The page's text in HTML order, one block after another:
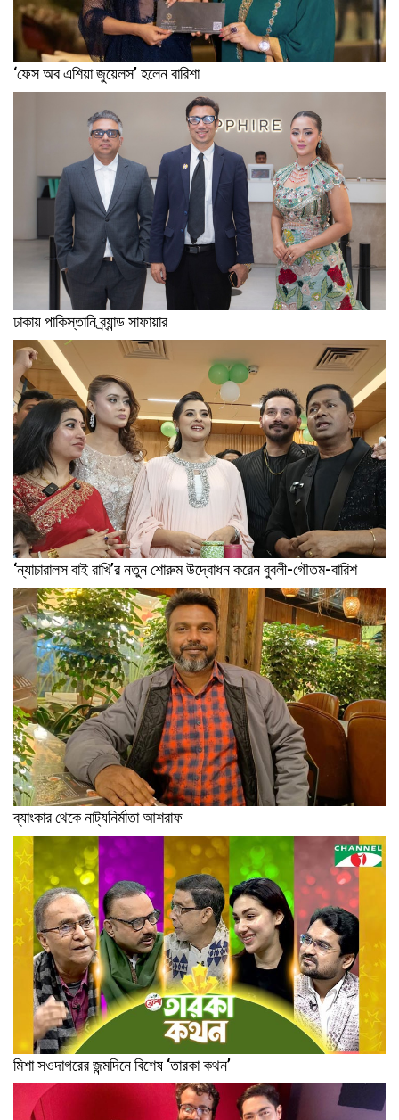
‘ফেস অব এশিয়া জুয়েলস’ হলেন বারিশা
ঢাকায় পাকিস্তানি ব্র্যান্ড সাফায়ার
‘ন্যাচারালস বাই রাখি’র নতুন শোরুম উদ্বোধন করেন বুবলী-গৌতম-বারিশ
ব্যাংকার থেকে নাট্যনির্মাতা আশরাফ
মিশা সওদাগরের জন্মদিনে বিশেষ ‘তারকা কথন’